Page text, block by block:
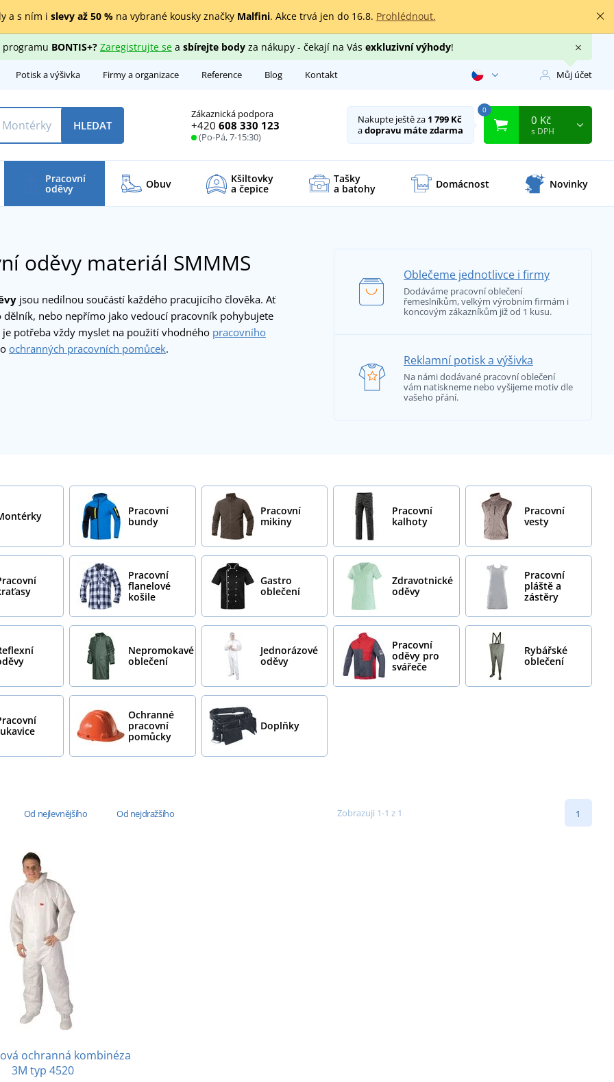
a s ním i slevy až 50 %na vybrané kousky značky Malfini. Akce trvá jen do 16.8. Prohlédnout.
programu BONTIS+? Zaregistrujte sea sbírejte bodyza nákupy - čekají na Vás exkluzivní výhody!
Potisk a výšivka Firmy a organizace Reference Blog Kontakt Můj účet
Zákaznická podpora
+420 608 330 123
(Po-Pá, 7-15:30)
HLEDAT Nakupte ještě za 1 799 Kč
adopravu máte zdarma
0
0 Kč
s DPH
Pracovní
oděvy Obuv Kšiltovky
a čepice
Tašky
a batohy Domácnost Novinky
oděvy materiál SMMMS
jsou nedílnou součástí každého pracujícího člověka. Ať
dělník, nebo nepřímo jako vedoucí pracovník pohybujete
je potřeba vždy myslet na použití vhodného pracovního
ochranných pracovních pomůcek.
Oblečeme jednotlivce i firmy
Dodáváme pracovní oblečení
řemeslníkům, velkým výrobním firmám i
koncovým zákazníkům již od 1 kusu.
Reklamní potisk a výšivka
Na námi dodávané pracovní oblečení
vám natiskneme nebo vyšijeme motiv dle
vašeho přání.
Pracovní
bundy
Pracovní
mikiny
Pracovní
kalhoty
Pracovní
vesty
Pracovní
flanelové
košile
Gastro
oblečení
Zdravotnické
oděvy
Pracovní
pláště a
zástěry
Nepromokavé
oblečení
Jednorázové
oděvy
Pracovní
oděvy pro
svářeče
Rybářské
oblečení
Ochranné
pracovní
pomůcky
Doplňky
Od nejlevnějšího Od nejdražšího Zobrazuji 1-1 z 1 1
ochranná kombinéza
3M typ 4520